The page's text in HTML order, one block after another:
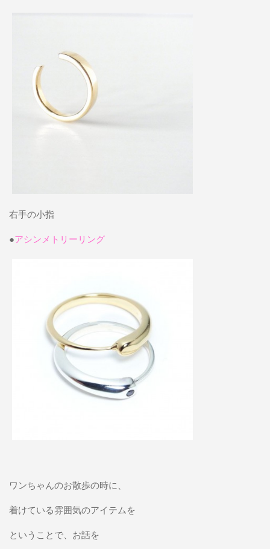
右手の小指
●アシンメトリーリング
ワンちゃんのお散歩の時に、
着けている雰囲気のアイテムを
ということで、お話を